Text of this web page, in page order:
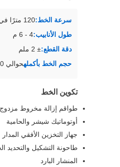
سرعة الخط:120 مترًا في الدقيقة
طول الأنابيب:4 - 6 م
دقة القطع:± 2 ملم
حجم الخط بأكملهحوالي 70 × 6 م
تكوين الخط
طواقم إزالة مخروط مزدوج
أوتوماتيك شيشر والحامية
جهاز التخزين الأفقي المدار
طاحونة التشكيل
المنشار البارد